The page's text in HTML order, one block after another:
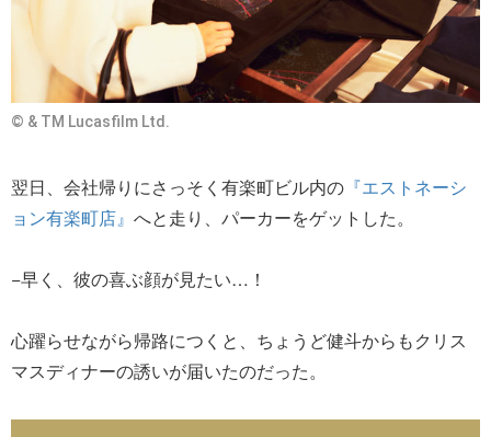
© & TM Lucasfilm Ltd.
翌日、会社帰りにさっそく有楽町ビル内の 『エストネーシ
ョン有楽町店』 へと走り、パーカーをゲットした。
−早く、彼の喜ぶ顔が見たい…！
心躍らせながら帰路につくと、ちょうど健斗からもクリス
マスディナーの誘いが届いたのだった。